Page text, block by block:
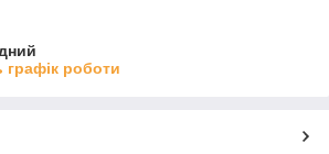
графік роботи